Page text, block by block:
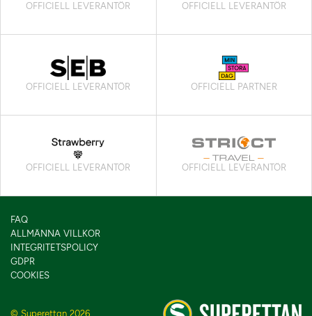
OFFICIELL LEVERANTÖR OFFICIELL LEVERANTÖR
OFFICIELL LEVERANTÖR OFFICIELL PARTNER
OFFICIELL LEVERANTÖR OFFICIELL LEVERANTÖR
© Superettan 2026
FAQ
ALLMÄNNA VILLKOR
INTEGRITETSPOLICY
GDPR
COOKIES